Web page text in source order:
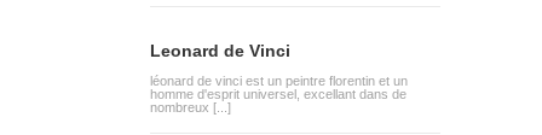
Leonard de Vinci
léonard de vinci est un peintre florentin et un
homme d'esprit universel, excellant dans de
nombreux [...]